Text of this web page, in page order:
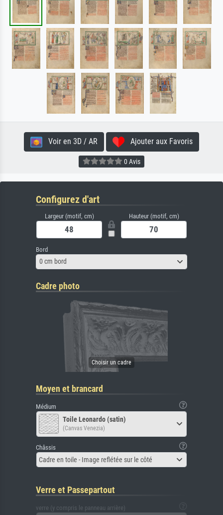
Voir en 3D / AR Ajouter aux Favoris
0 Avis
Configurez d'art
Largeur (motif, cm) Hauteur (motif, cm)
Bord
0 cm bord
Cadre photo
Moyen et brancard
Médium
Toile Leonardo (satin)
(Canvas Venezia)
Châssis
Cadre en toile - Image reflétée sur le côté
Verre et Passepartout
verre (y compris le panneau arrière)